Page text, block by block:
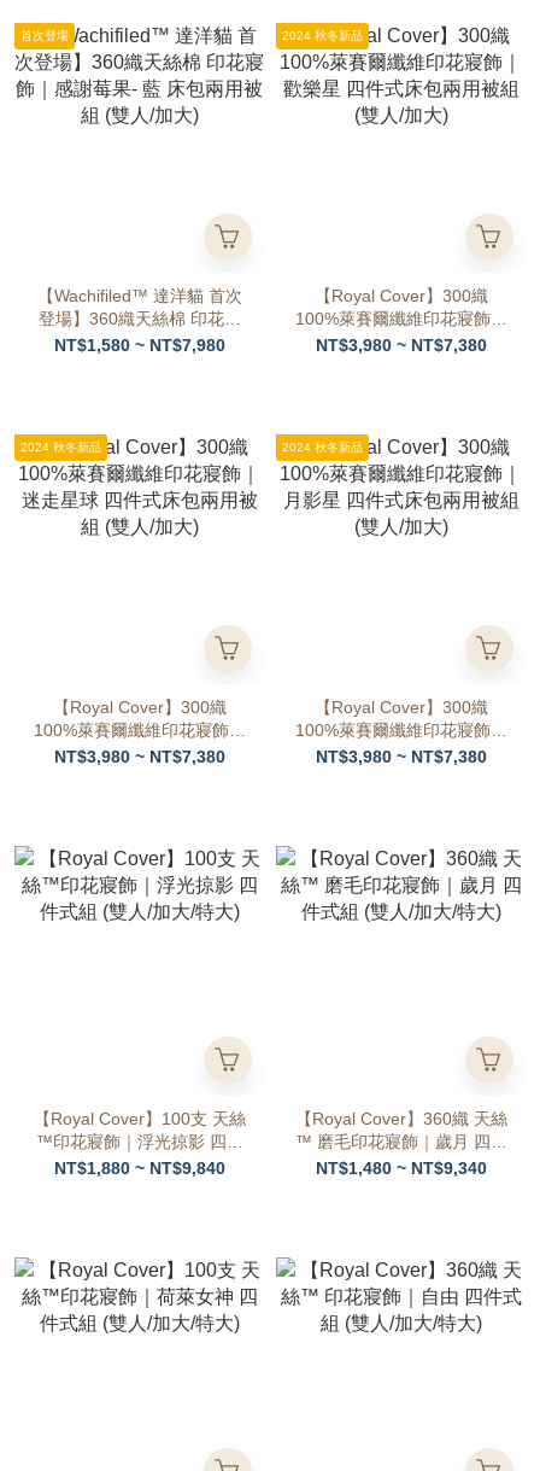
首次登場
【Wachifiled™ 達洋貓 首次
登場】360織天絲棉 印花寢
飾｜感謝莓果- 藍 床包兩用
NT$1,580 ~ NT$7,980
2024 秋冬新品
【Royal Cover】300織
100%萊賽爾纖維印花寢飾｜
歡樂星 四件式床包兩用被組
NT$3,980 ~ NT$7,380
2024 秋冬新品
【Royal Cover】300織
100%萊賽爾纖維印花寢飾｜
迷走星球 四件式床包兩用被
NT$3,980 ~ NT$7,380
2024 秋冬新品
【Royal Cover】300織
100%萊賽爾纖維印花寢飾｜
月影星 四件式床包兩用被組
NT$3,980 ~ NT$7,380
【Royal Cover】100支 天絲
™印花寢飾｜浮光掠影 四件
式組 (雙人/加大/特大)
NT$1,880 ~ NT$9,840
【Royal Cover】360織 天絲
™ 磨毛印花寢飾｜歲月 四件
式組 (雙人/加大/特大)
NT$1,480 ~ NT$9,340